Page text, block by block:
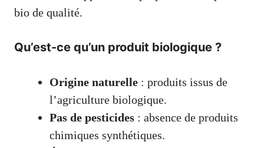
bio de qualité.
Qu’est-ce qu’un produit biologique ?
Origine naturelle : produits issus de
l’agriculture biologique.
Pas de pesticides : absence de produits
chimiques synthétiques.